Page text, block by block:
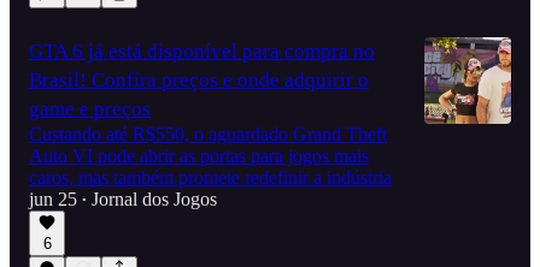
GTA 6 já está disponível para compra no
Brasil! Confira preços e onde adquirir o
game e preços
Custando até R$550, o aguardado Grand Theft
Auto VI pode abrir as portas para jogos mais
caros, mas também promete redefinir a indústria
jun 25 • Jornal dos Jogos
6